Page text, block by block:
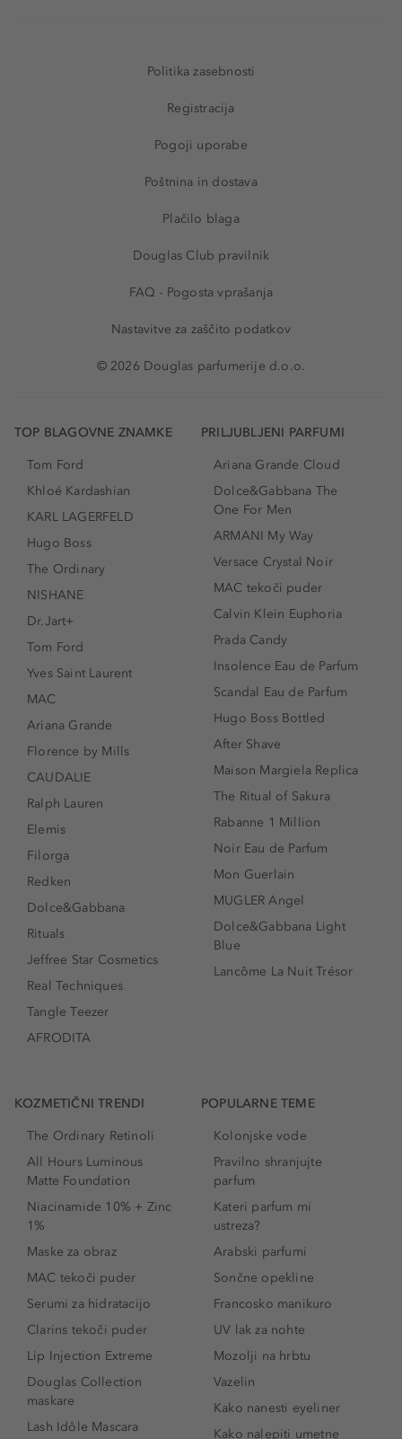
Politika zasebnosti
Registracija
Pogoji uporabe
Poštnina in dostava
Plačilo blaga
Douglas Club pravilnik
FAQ - Pogosta vprašanja
Nastavitve za zaščito podatkov
© 2026 Douglas parfumerije d.o.o.
TOP BLAGOVNE ZNAMKE
Tom Ford
Khloé Kardashian
KARL LAGERFELD
Hugo Boss
The Ordinary
NISHANE
Dr.Jart+
Tom Ford
Yves Saint Laurent
MAC
Ariana Grande
Florence by Mills
CAUDALIE
Ralph Lauren
Elemis
Filorga
Redken
Dolce&Gabbana
Rituals
Jeffree Star Cosmetics
Real Techniques
Tangle Teezer
AFRODITA
PRILJUBLJENI PARFUMI
Ariana Grande Cloud
Dolce&Gabbana The
One For Men
ARMANI My Way
Versace Crystal Noir
MAC tekoči puder
Calvin Klein Euphoria
Prada Candy
Insolence Eau de Parfum
Scandal Eau de Parfum
Hugo Boss Bottled
After Shave
Maison Margiela Replica
The Ritual of Sakura
Rabanne 1 Million
Noir Eau de Parfum
Mon Guerlain
MUGLER Angel
Dolce&Gabbana Light
Blue
Lancôme La Nuit Trésor
KOZMETIČNI TRENDI
The Ordinary Retinoli
All Hours Luminous
Matte Foundation
Niacinamide 10% + Zinc
1%
Maske za obraz
MAC tekoči puder
Serumi za hidratacijo
Clarins tekoči puder
Lip Injection Extreme
Douglas Collection
maskare
Lash Idôle Mascara
POPULARNE TEME
Kolonjske vode
Pravilno shranjujte
parfum
Kateri parfum mi
ustreza?
Arabski parfumi
Sončne opekline
Francosko manikuro
UV lak za nohte
Mozolji na hrbtu
Vazelin
Kako nanesti eyeliner
Kako nalepiti umetne